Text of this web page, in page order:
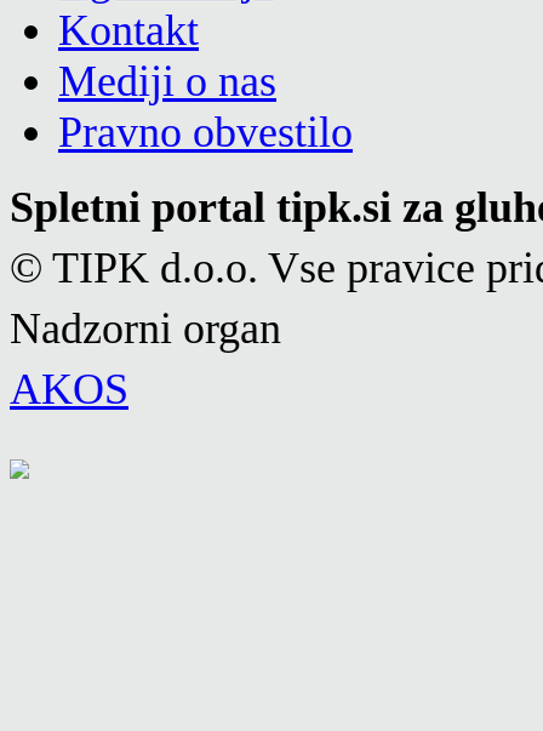
Kontakt
Mediji o nas
Pravno obvestilo
Spletni portal tipk.si za
© TIPK d.o.o. Vse pravice
Nadzorni organ
AKOS